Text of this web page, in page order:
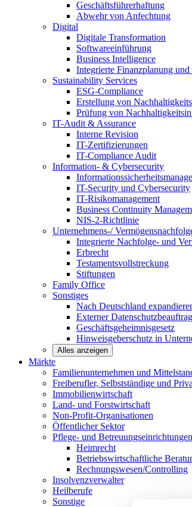
Geschäftsführerhaftung
Abwehr von Anfechtung
Digital
Digitale Transformation
Softwareeinführung
Business Intelligence
Integrierte Finanzplanung
Sustainability Services
ESG-Compliance
Erstellung von
Prüfung von
IT-Audit & Assurance
Interne Revision
IT-Zertifizierungen
IT-Compliance Audit
Information- & Cybersecurity
IT-Security und Cybersecurity
IT-Risikomanagement
Business Continuity
NIS-2-Richtlinie
Unternehmens-/
Integrierte Nachfolge- und
Erbrecht
Testamentsvollstreckung
Stiftungen
Family Office
Sonstiges
Nach Deutschland
Externer
Geschäftsgeheimnisgesetz
Hinweisgeberschutz in
Alles anzeigen
Märkte
Familienunternehmen und
Freiberufler, Selbstständige und
Immobilienwirtschaft
Land- und Forstwirtschaft
Non-Profit-Organisationen
Öffentlicher Sektor
Pflege- und Betreuungseinrichtungen
Heimrecht
Betriebswirtschaftliche
Rechnungswesen/Controlling
Insolvenzverwalter
Heilberufe
Sonstige